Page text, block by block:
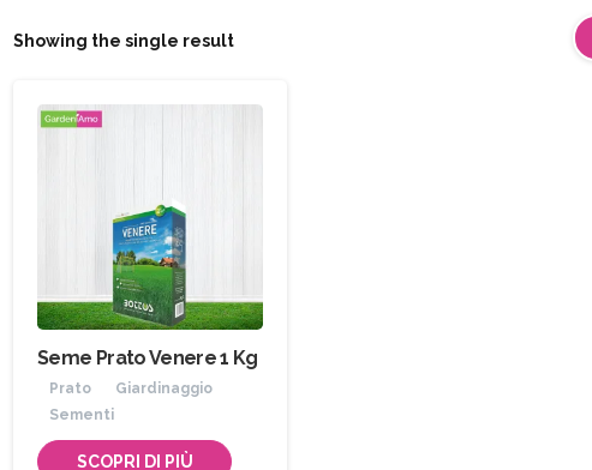
Showing the single result
Seme Prato Venere 1 Kg
Prato
Giardinaggio
Sementi
SCOPRI DI PIÙ